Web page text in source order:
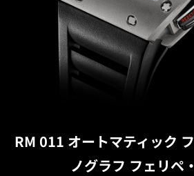
RM 011 オートマティック
ノグラフ フェリペ